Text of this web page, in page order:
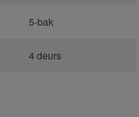
5-bak
4 deurs